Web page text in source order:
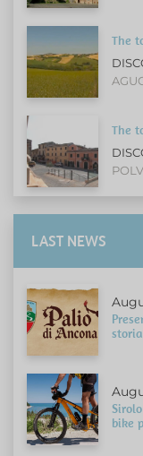
The
The
LAST NEWS
bike